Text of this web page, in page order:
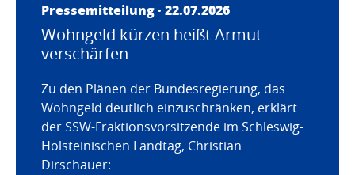
Pressemitteilung · 22.07.2026
Wohngeld kürzen heißt Armut
verschärfen
Zu den Plänen der Bundesregierung, das
Wohngeld deutlich einzuschränken, erklärt
der SSW-Fraktionsvorsitzende im Schleswig-
Holsteinischen Landtag, Christian
Dirschauer: